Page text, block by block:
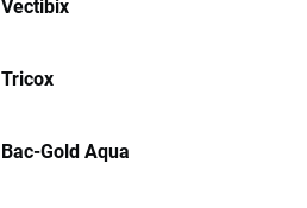
Vectibix
Tricox
Bac-Gold Aqua